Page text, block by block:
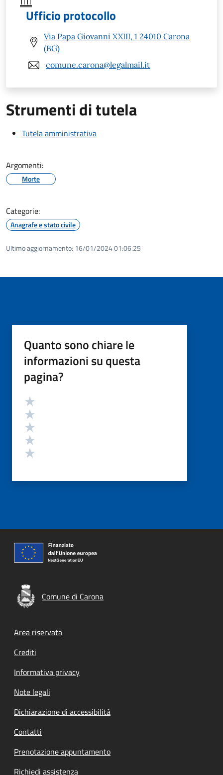
Ufficio protocollo
Via Papa Giovanni XXIII, 1 24010 Carona
(BG)
comune.carona@legalmail.it
Strumenti di tutela
Tutela amministrativa
Argomenti:
Morte
Categorie:
Anagrafe e stato civile
Ultimo aggiornamento: 16/01/2024 01:06.25
Quanto sono chiare le
informazioni su questa
pagina?
Valutazione
Comune di Carona
Footer menu
Area riservata
Crediti
Informativa privacy
Note legali
Dichiarazione di accessibilità
Contatti
Prenotazione appuntamento
Richiedi assistenza